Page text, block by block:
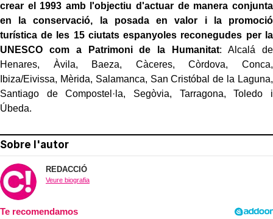
crear el 1993 amb l'objectiu d'actuar de manera conjunta
en la conservació, la posada en valor i la promoció
turística de les 15 ciutats espanyoles reconegudes per la
UNESCO com a Patrimoni de la Humanitat: Alcalá de
Henares, Àvila, Baeza, Càceres, Còrdova, Conca,
Ibiza/Eivissa, Mèrida, Salamanca, San Cristóbal de la Laguna,
Santiago de Compostel·la, Segòvia, Tarragona, Toledo i
Úbeda.
Sobre l'autor
REDACCIÓ
Veure biografia